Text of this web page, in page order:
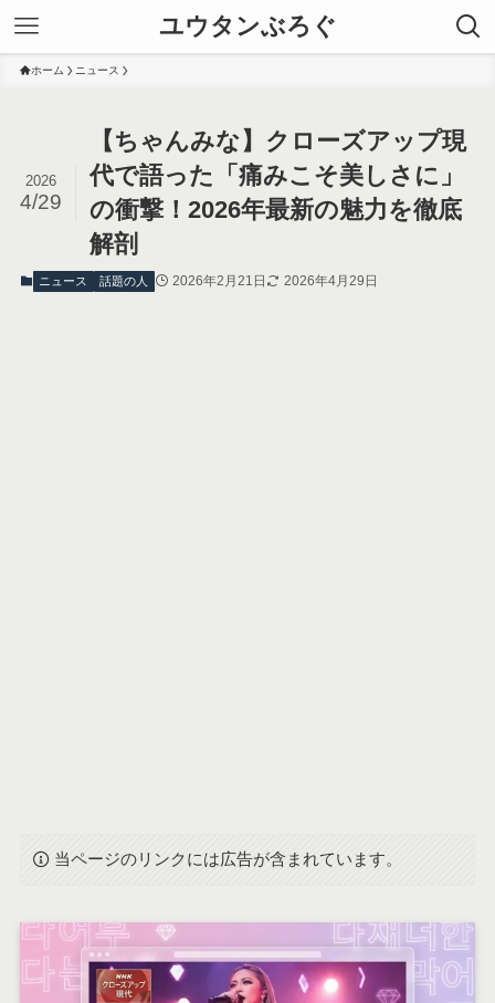
ユウタンぶろぐ
ホーム ニュース
【ちゃんみな】クローズアップ現
代で語った「痛みこそ美しさに」
の衝撃！2026年最新の魅力を徹底
解剖
2026
4/29
ニュース 話題の人 2026年2月21日 2026年4月29日
当ページのリンクには広告が含まれています。